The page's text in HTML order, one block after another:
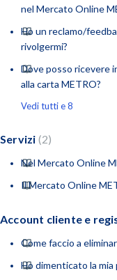
nel Mercato Online
Ho un reclamo/
rivolgermi?
Dove posso ricevere
alla carta METRO?
Vedi tutti e 8
Servizi 2
Nel Mercato Online
Il Mercato Online
Account cliente e
Come faccio a
Ho dimenticato la mia